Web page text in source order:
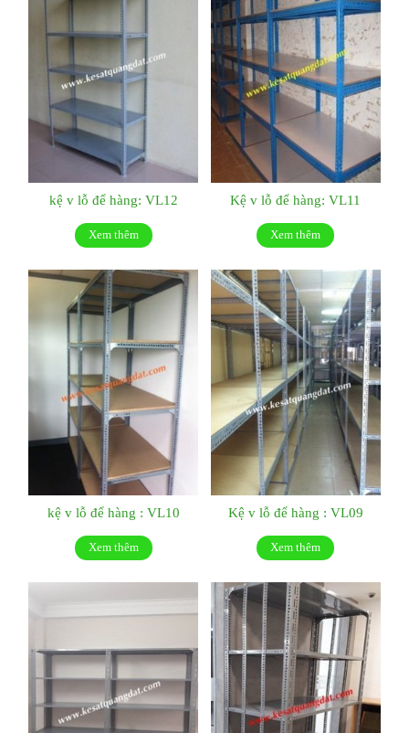
kệ v lỗ để hàng: VL12
Xem thêm
Kệ v lỗ để hàng: VL11
Xem thêm
kệ v lỗ để hàng : VL10
Xem thêm
Kệ v lỗ để hàng : VL09
Xem thêm